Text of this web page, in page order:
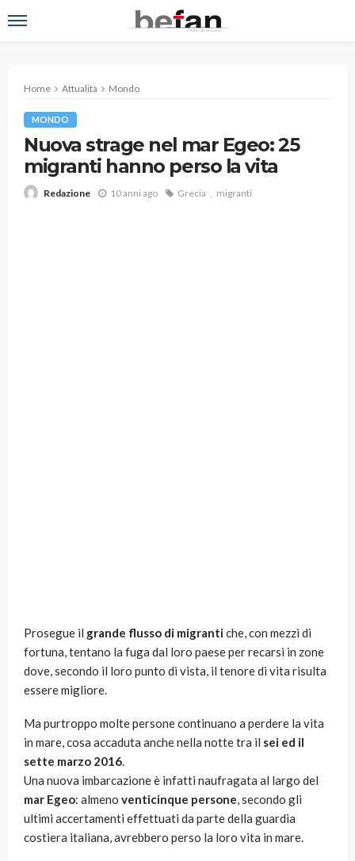
Home Attualità Mondo
MONDO
Nuova strage nel mar Egeo: 25
migranti hanno perso la vita
Redazione 10 anni ago Grecia migranti
Prosegue il grande flusso di migrantiche, con mezzi di
fortuna, tentano la fuga dal loro paese per recarsi in zone
dove, secondo il loro punto di vista, il tenore di vita risulta
essere migliore.
Ma purtroppo molte persone continuano a perdere la vita
in mare, cosa accaduta anche nella notte tra il sei ed il
sette marzo 2016.
Una nuova imbarcazione è infatti naufragata al largo del
mar Egeo: almeno venticinque persone, secondo gli
ultimi accertamenti effettuati da parte della guardia
costiera italiana, avrebbero perso la loro vita in mare.